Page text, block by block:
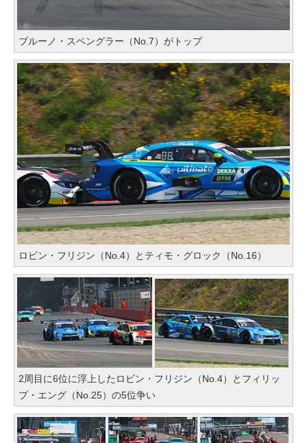
ブルーノ・スペングラー（No.7）がトップ
ロビン・フリジン（No.4）とティモ・グロック（No.16）
2周目に6位に浮上したロビン・フリジン（No.4）とフィリッ
プ・エング（No.25）の5位争い